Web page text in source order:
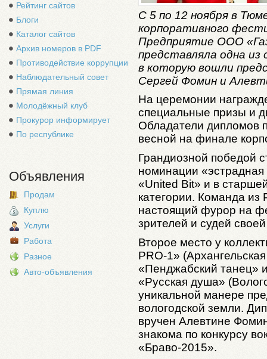
Рейтинг сайтов
Блоги
Каталог сайтов
Архив номеров в PDF
Противодействие коррупции
Наблюдательный совет
Прямая линия
Молодёжный клуб
Прокурор информирует
По республике
Объявления
Продам
Куплю
Услуги
Работа
Разное
Авто-объявления
С 5 по 12 ноября в
корпоративного
Предприятие ООО
представляла одна из
в которую вошли
Сергей Фомин и
На церемонии
специальные призы и
Обладатели дипломов
весной на финале
Грандиозной победой
номинации
«United Bit» и в
категории. Команда из
настоящий фурор на
зрителей и судей
Второе место у
PRO-1»
«Пенджабский танец»
«Русская душа»
уникальной манере
вологодской земли.
вручен Алевтине
знакома по конкурсу
«Браво-2015».